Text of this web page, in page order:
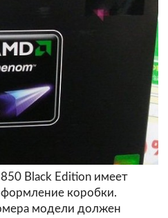
Black Edition имеет
коробки.
модели должен